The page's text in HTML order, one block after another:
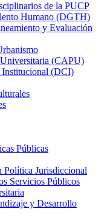
de la PUCP
Humano (DGTH)
y Evaluación
(CAPU)
(DCI)
Públicas
Política Jurisdiccional
Servicios Públicos
y Desarrollo